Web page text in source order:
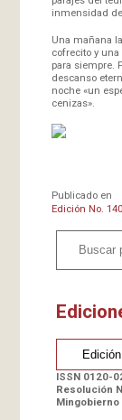
inmensidad
Una mañana
cofrecito y
para siempre.
descanso
noche «un
cenizas».
Publicado en
Edición No. 140
ISSN 0120-
Resolución
Mingobierno